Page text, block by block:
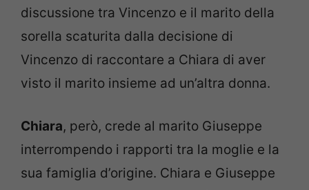
discussione tra Vincenzo e il marito della
sorella scaturita dalla decisione di
Vincenzo di raccontare a Chiara di aver
visto il marito insieme ad un’altra donna.
Chiara, però, crede al marito Giuseppe
interrompendo i rapporti tra la moglie e la
sua famiglia d’origine. Chiara e Giuseppe